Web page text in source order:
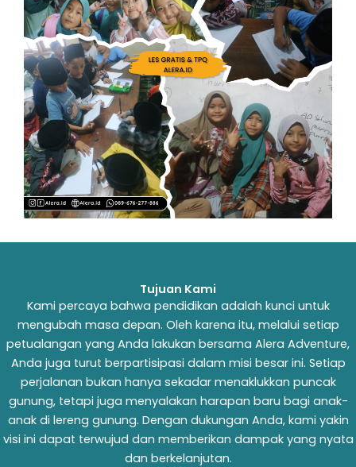
Tujuan Kami
Kami percaya bahwa pendidikan adalah kunci untuk
mengubah masa depan. Oleh karena itu, melalui setiap
petualangan yang Anda lakukan bersama Alera Adventure,
Anda juga turut berpartisipasi dalam misi besar ini. Setiap
perjalanan bukan hanya sekadar menaklukkan puncak
gunung, tetapi juga menyalakan harapan baru bagi anak-
anak di lereng gunung. Dengan dukungan Anda, kami yakin
visi ini dapat terwujud dan memberikan dampak yang nyata
dan berkelanjutan.